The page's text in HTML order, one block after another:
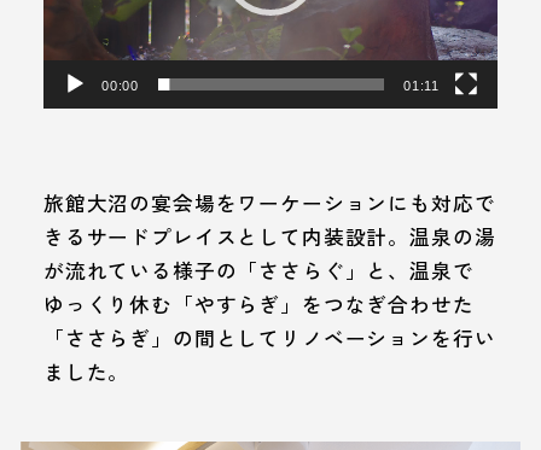
ヤ
ー
00:00 01:11
旅館大沼の宴会場をワーケーションにも対応で
きるサードプレイスとして内装設計。温泉の湯
が流れている様子の「ささらぐ」と、温泉で
ゆっくり休む「やすらぎ」をつなぎ合わせた
「ささらぎ」の間としてリノベーションを行い
ました。